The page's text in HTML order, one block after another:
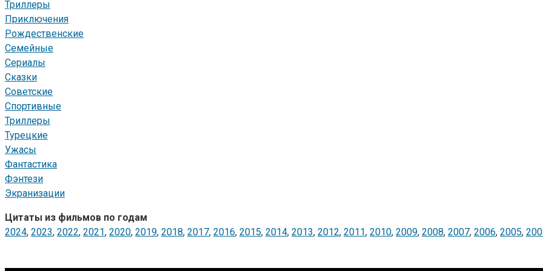
Триллеры
Приключения
Рождественские
Семейные
Сериалы
Сказки
Советские
Спортивные
Триллеры
Турецкие
Ужасы
Фантастика
Фэнтези
Экранизации
Цитаты из фильмов по годам
2024, 2023, 2022, 2021, 2020, 2019, 2018, 2017, 2016, 2015, 2014, 2013, 2012, 2011, 2010, 2009, 2008, 2007, 2006, 2005,